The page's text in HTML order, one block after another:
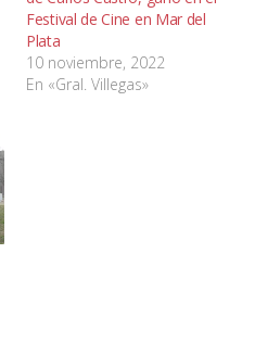
Festival de Cine en Mar del
Plata
10 noviembre, 2022
En «Gral. Villegas»